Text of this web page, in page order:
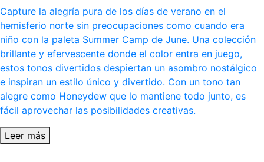
Capture la alegría pura de los días de verano en el
hemisferio norte sin preocupaciones como cuando era
niño con la paleta Summer Camp de June. Una colección
brillante y efervescente donde el color entra en juego,
estos tonos divertidos despiertan un asombro nostálgico
e inspiran un estilo único y divertido. Con un tono tan
alegre como Honeydew que lo mantiene todo junto, es
fácil aprovechar las posibilidades creativas.
Leer más